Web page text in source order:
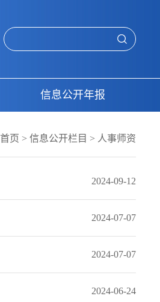
信息公开年报
首页 > 信息公开栏目 > 人事师资
2024-09-12
2024-07-07
2024-07-07
2024-06-24